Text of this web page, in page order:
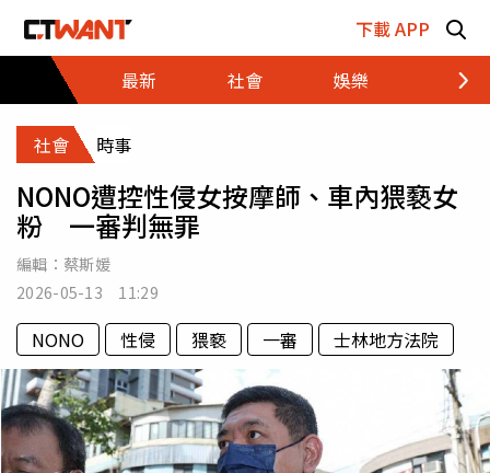
下載 APP
最新
社會 娛樂 財經
社會 時事
NONO遭控性侵女按摩師、車內猥褻女
粉 一審判無罪
編輯： 蔡斯媛
2026-05-13 11:29
NONO 性侵 猥褻 一審 士林地方法院